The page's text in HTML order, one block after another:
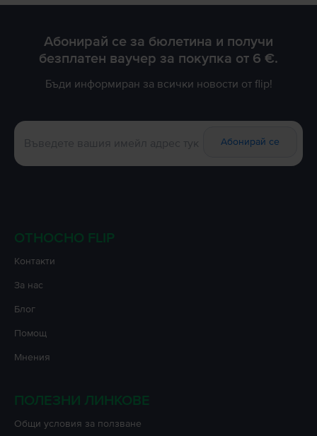
Абонирай се за бюлетина и получи
безплатен ваучер за покупка от 6 €.
Бъди информиран за всички новости от flip!
Абонирай се
ОТНОСНО FLIP
Контакти
За нас
Блог
Помощ
Мнения
ПОЛЕЗНИ ЛИНКОВЕ
Oбщи условия за ползване